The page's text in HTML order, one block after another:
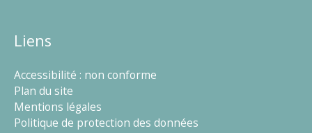
Liens
Accessibilité : non conforme
Plan du site
Mentions légales
Politique de protection des données